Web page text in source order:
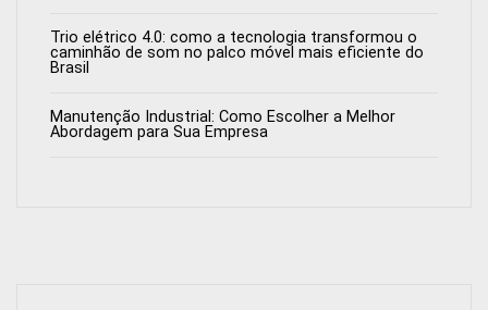
Trio elétrico 4.0: como a tecnologia transformou o
caminhão de som no palco móvel mais eficiente do
Brasil
Manutenção Industrial: Como Escolher a Melhor
Abordagem para Sua Empresa